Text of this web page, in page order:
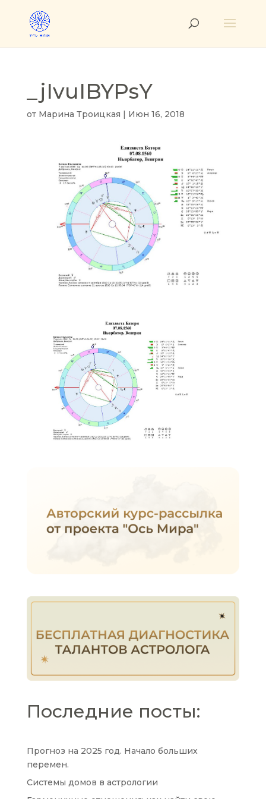
_jIvuIBYPsY
от Марина Троицкая | Июн 16, 2018
Последние посты:
Прогноз на 2025 год. Начало больших
перемен.
Системы домов в астрологии